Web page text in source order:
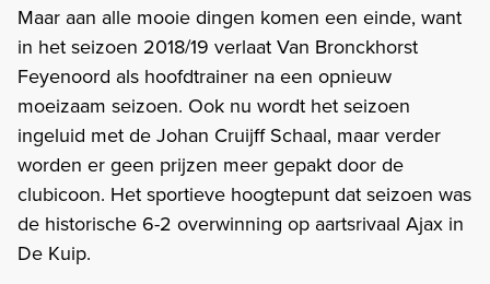
Maar aan alle mooie dingen komen een einde, want
in het seizoen 2018/19 verlaat Van Bronckhorst
Feyenoord als hoofdtrainer na een opnieuw
moeizaam seizoen. Ook nu wordt het seizoen
ingeluid met de Johan Cruijff Schaal, maar verder
worden er geen prijzen meer gepakt door de
clubicoon. Het sportieve hoogtepunt dat seizoen was
de historische 6-2 overwinning op aartsrivaal Ajax in
De Kuip.